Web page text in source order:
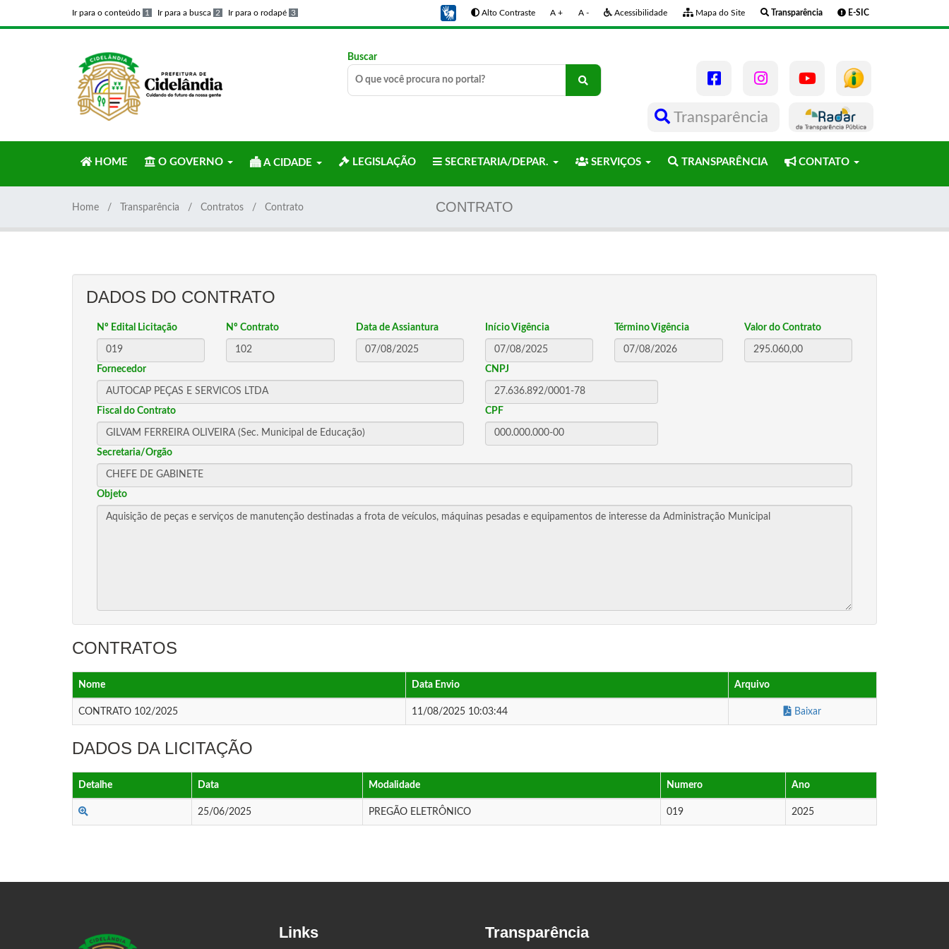
Ir para o conteúdo 1 Ir para a busca 2 Ir para o rodapé 3 Alto Contraste A + A - Acessibilidade Mapa do Site Transparência E-SIC
Buscar
Transparência
HOME O GOVERNO A CIDADE LEGISLAÇÃO SECRETARIA/DEPAR. SERVIÇOS TRANSPARÊNCIA CONTATO
CONTRATO
Home Transparência Contratos Contrato
DADOS DO CONTRATO
Nº Edital Licitação Nº Contrato Data de Assiantura Início Vigência Término Vigência Valor do Contrato
Fornecedor CNPJ
Fiscal do Contrato CPF
Secretaria/Orgão
Objeto
CONTRATOS
Nome Data Envio Arquivo
CONTRATO 102/2025 11/08/2025 10:03:44 Baixar
DADOS DA LICITAÇÃO
Detalhe Data Modalidade Numero Ano
25/06/2025 PREGÃO ELETRÔNICO 019 2025
Links Transparência